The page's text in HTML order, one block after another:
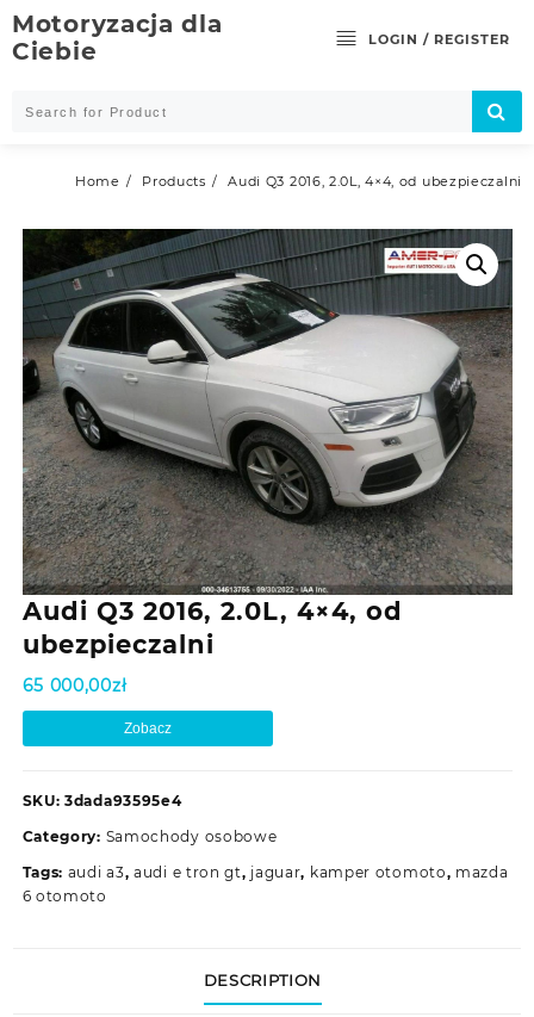
Skip
to
content
Motoryzacja dla
Ciebie
LOGIN / REGISTER
Home Products Audi Q3 2016, 2.0L, 4×4, od ubezpieczalni
Audi Q3 2016, 2.0L, 4×4, od
ubezpieczalni
65 000,00zł
Zobacz
SKU: 3dada93595e4
Category: Samochody osobowe
Tags: audi a3,audi e tron gt, jaguar, kamper otomoto, mazda
6 otomoto
DESCRIPTION